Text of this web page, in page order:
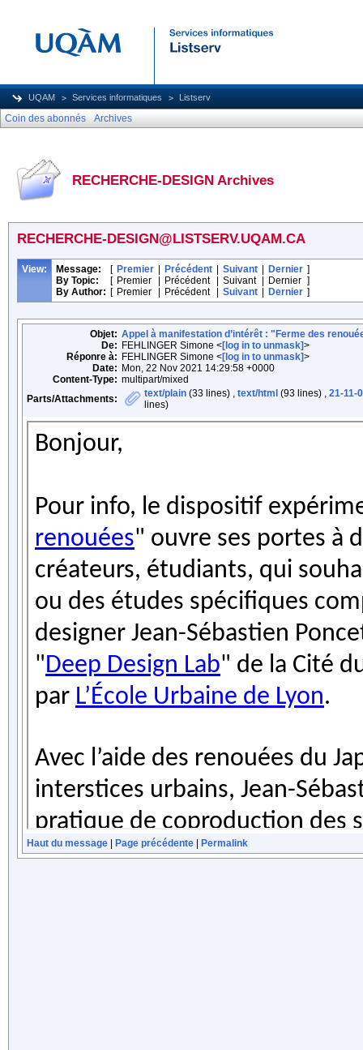
UQAM Services informatiques Listserv
Coin des abonnés Archives
RECHERCHE-DESIGN Archives
RECHERCHE-DESIGN@LISTSERV.UQAM.CA
View: Message: [ Premier Précédent Suivant Dernier ]
By Topic:
[ Premier Précédent Suivant Dernier ]
By Author: [ Premier Précédent Suivant Dernier ]
Objet: Appel à manifestation d’intérêt : "Ferme des
De: FEHLINGER Simone <[log in to unmask]>
Réponre à: FEHLINGER Simone <[log in to unmask]>
Date: Mon, 22 Nov 2021 14:29:58 +0000
Content-Type: multipart/mixed
Parts/Attachments:
text/plain (33 lines) , text/html (93 lines) , 21-11-
lines)
Haut du message Page précédente Permalink